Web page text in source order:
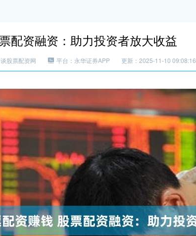
配资融资：助力投资者放大收益
股票配资网 平台：永华证券APP 更新：2025-11-10 09:08:16